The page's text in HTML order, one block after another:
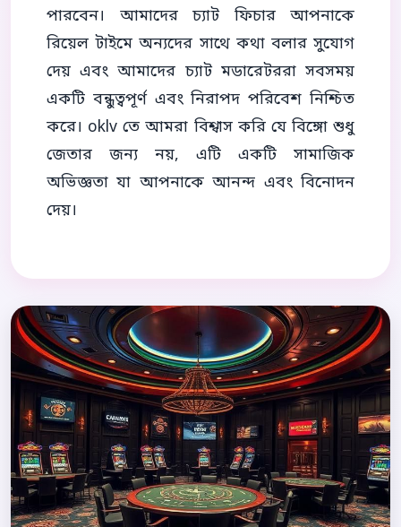
পারবেন। আমাদের চ্যাট ফিচার আপনাকে
রিয়েল টাইমে অন্যদের সাথে কথা বলার সুযোগ
দেয় এবং আমাদের চ্যাট মডারেটররা সবসময়
একটি বন্ধুত্বপূর্ণ এবং নিরাপদ পরিবেশ নিশ্চিত
করে। oklv তে আমরা বিশ্বাস করি যে বিঙ্গো শুধু
জেতার জন্য নয়, এটি একটি সামাজিক
অভিজ্ঞতা যা আপনাকে আনন্দ এবং বিনোদন
দেয়।